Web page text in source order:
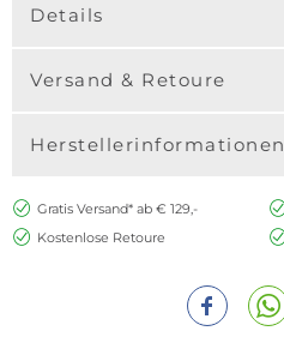
Details
Versand & Retoure
Herstellerinformationen
Gratis Versand* ab € 129,-
Kostenlose Retoure